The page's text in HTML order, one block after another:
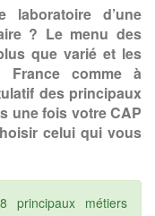
laboratoire d’une
? Le menu des
que varié et les
France comme à
des principaux
une fois votre CAP
celui qui vous
principaux métiers